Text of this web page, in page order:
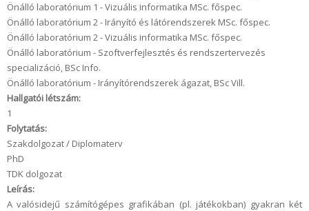
Önálló laboratórium 1 - Vizuális informatika MSc. főspec.
Önálló laboratórium 2 - Irányító és látórendszerek MSc. főspec.
Önálló laboratórium 2 - Vizuális informatika MSc. főspec.
Önálló laboratórium - Szoftverfejlesztés és rendszertervezés
specializáció, BSc Info.
Önálló laboratórium - Irányítórendszerek ágazat, BSc Vill.
Hallgatói létszám:
1
Folytatás:
Szakdolgozat / Diplomaterv
PhD
TDK dolgozat
Leírás:
A valósidejű számítógépes grafikában (pl. játékokban) gyakran két